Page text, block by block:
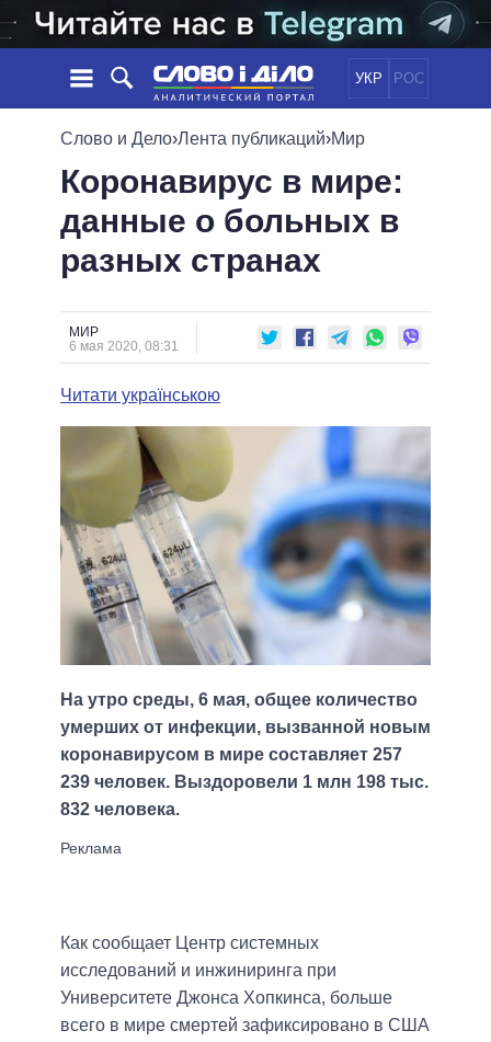
УКР РОС
НОВОСТИ
ЛЕНТА
СОБЫТИЯ
СТАТЬИ
ОБЗОРЫ
ДАЙДЖЕСТЫ
ПОЛИТИКА
ЭКОНОМИКА
ОБЩЕСТВО
ОБЕЩАНИЯ
ПОЛИТИКИ
ПРЕЗИДЕНТ И ОФИС
ВЕРХОВНАЯ РАДА
ВСЕ ПЕРСОНЫ
ИНФОГРАФИКА
ВИДЕО
СРАВНЕНИЕ ПОЛИТИКОВ
Слово и Дело›Лента публикаций›Мир
Коронавирус в мире:
данные о больных в
разных странах
МИР
6 мая 2020, 08:31
Читати українською
На утро среды, 6 мая, общее количество
умерших от инфекции, вызванной новым
коронавирусом в мире составляет 257
239 человек. Выздоровели 1 млн 198 тыс.
832 человека.
Как сообщает Центр системных
исследований и инжиниринга при
Университете Джонса Хопкинса, больше
всего в мире смертей зафиксировано в США